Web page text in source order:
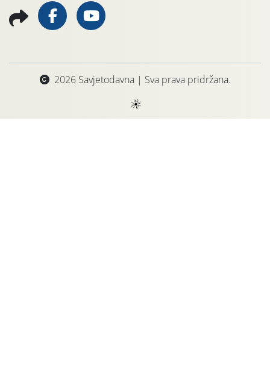
2026 Savjetodavna | Sva prava pridržana.